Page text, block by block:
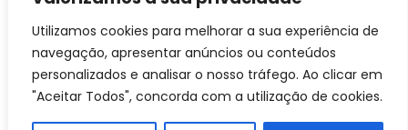
Utilizamos cookies para melhorar a sua experiência de
navegação, apresentar anúncios ou conteúdos
personalizados e analisar o nosso tráfego. Ao clicar em
"Aceitar Todos", concorda com a utilização de cookies.
Termos e Condições
Política de Privacidade
Resolução de Litígios